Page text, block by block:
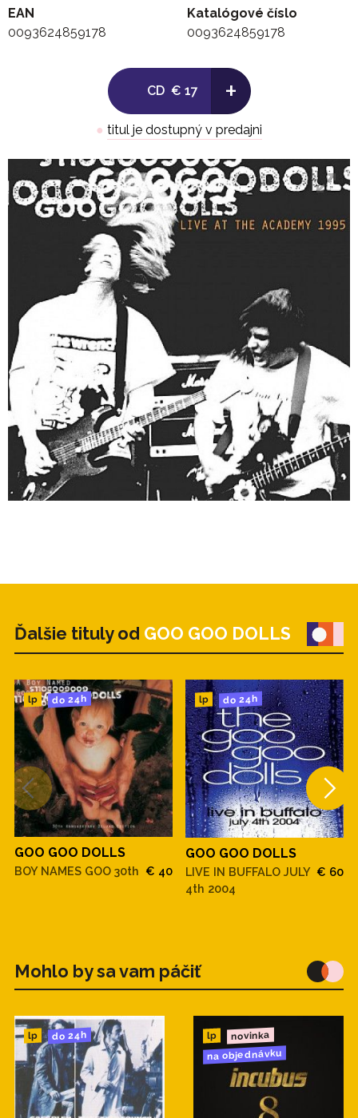
13. Lucky Star
14. String of Lies
16. Long Way Down
18. Already There
2. Name
3. So Outta Line
4. Eyes Wide Open
5. Another Second Time Around
7. Stop The World
9. Two Days In February (Encore)
10. Slave Girl (Encore)
11. Don't Change (Encore)
12. Girl Right Next To Me (Encore)
13. Impersonality (Encore)
14. Naked (Encore)
15. Never Take The Place Of Your Man (Encore)
EAN
0093624859178
Katalógové číslo
0093624859178
CD € 17 +
● titul je dostupný v predajni
Ďalšie tituly od GOO GOO DOLLS
lp do 24h
GOO GOO DOLLS
BOY NAMES GOO 30th € 40
lp do 24h
GOO GOO DOLLS
LIVE IN BUFFALO JULY
4th 2004
€ 60
Mohlo by sa vam páčiť
lp do 24h lp novinka
na objednávku